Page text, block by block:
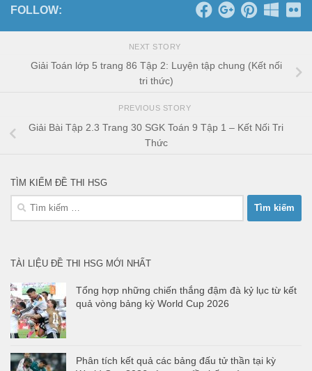
FOLLOW:
NEXT STORY
Giải Toán lớp 5 trang 86 Tập 2: Luyện tập chung (Kết nối
tri thức)
PREVIOUS STORY
Giải Bài Tập 2.3 Trang 30 SGK Toán 9 Tập 1 – Kết Nối Tri
Thức
TÌM KIẾM ĐỀ THI HSG
Tìm
TÀI LIỆU ĐỀ THI HSG MỚI NHẤT
Tổng hợp những chiến thắng đậm đà kỷ lục từ kết
quả vòng bảng kỳ World Cup 2026
Phân tích kết quả các bảng đấu tử thần tại kỳ